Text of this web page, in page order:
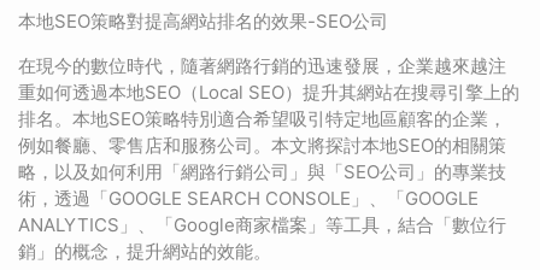
本地SEO策略對提高網站排名的效果-SEO公司
在現今的數位時代，隨著網路行銷的迅速發展，企業越來越注
重如何透過本地SEO（Local SEO）提升其網站在搜尋引擎上的
排名。本地SEO策略特別適合希望吸引特定地區顧客的企業，
例如餐廳、零售店和服務公司。本文將探討本地SEO的相關策
略，以及如何利用「網路行銷公司」與「SEO公司」的專業技
術，透過「GOOGLE SEARCH CONSOLE」、「GOOGLE
ANALYTICS」、「Google商家檔案」等工具，結合「數位行
銷」的概念，提升網站的效能。